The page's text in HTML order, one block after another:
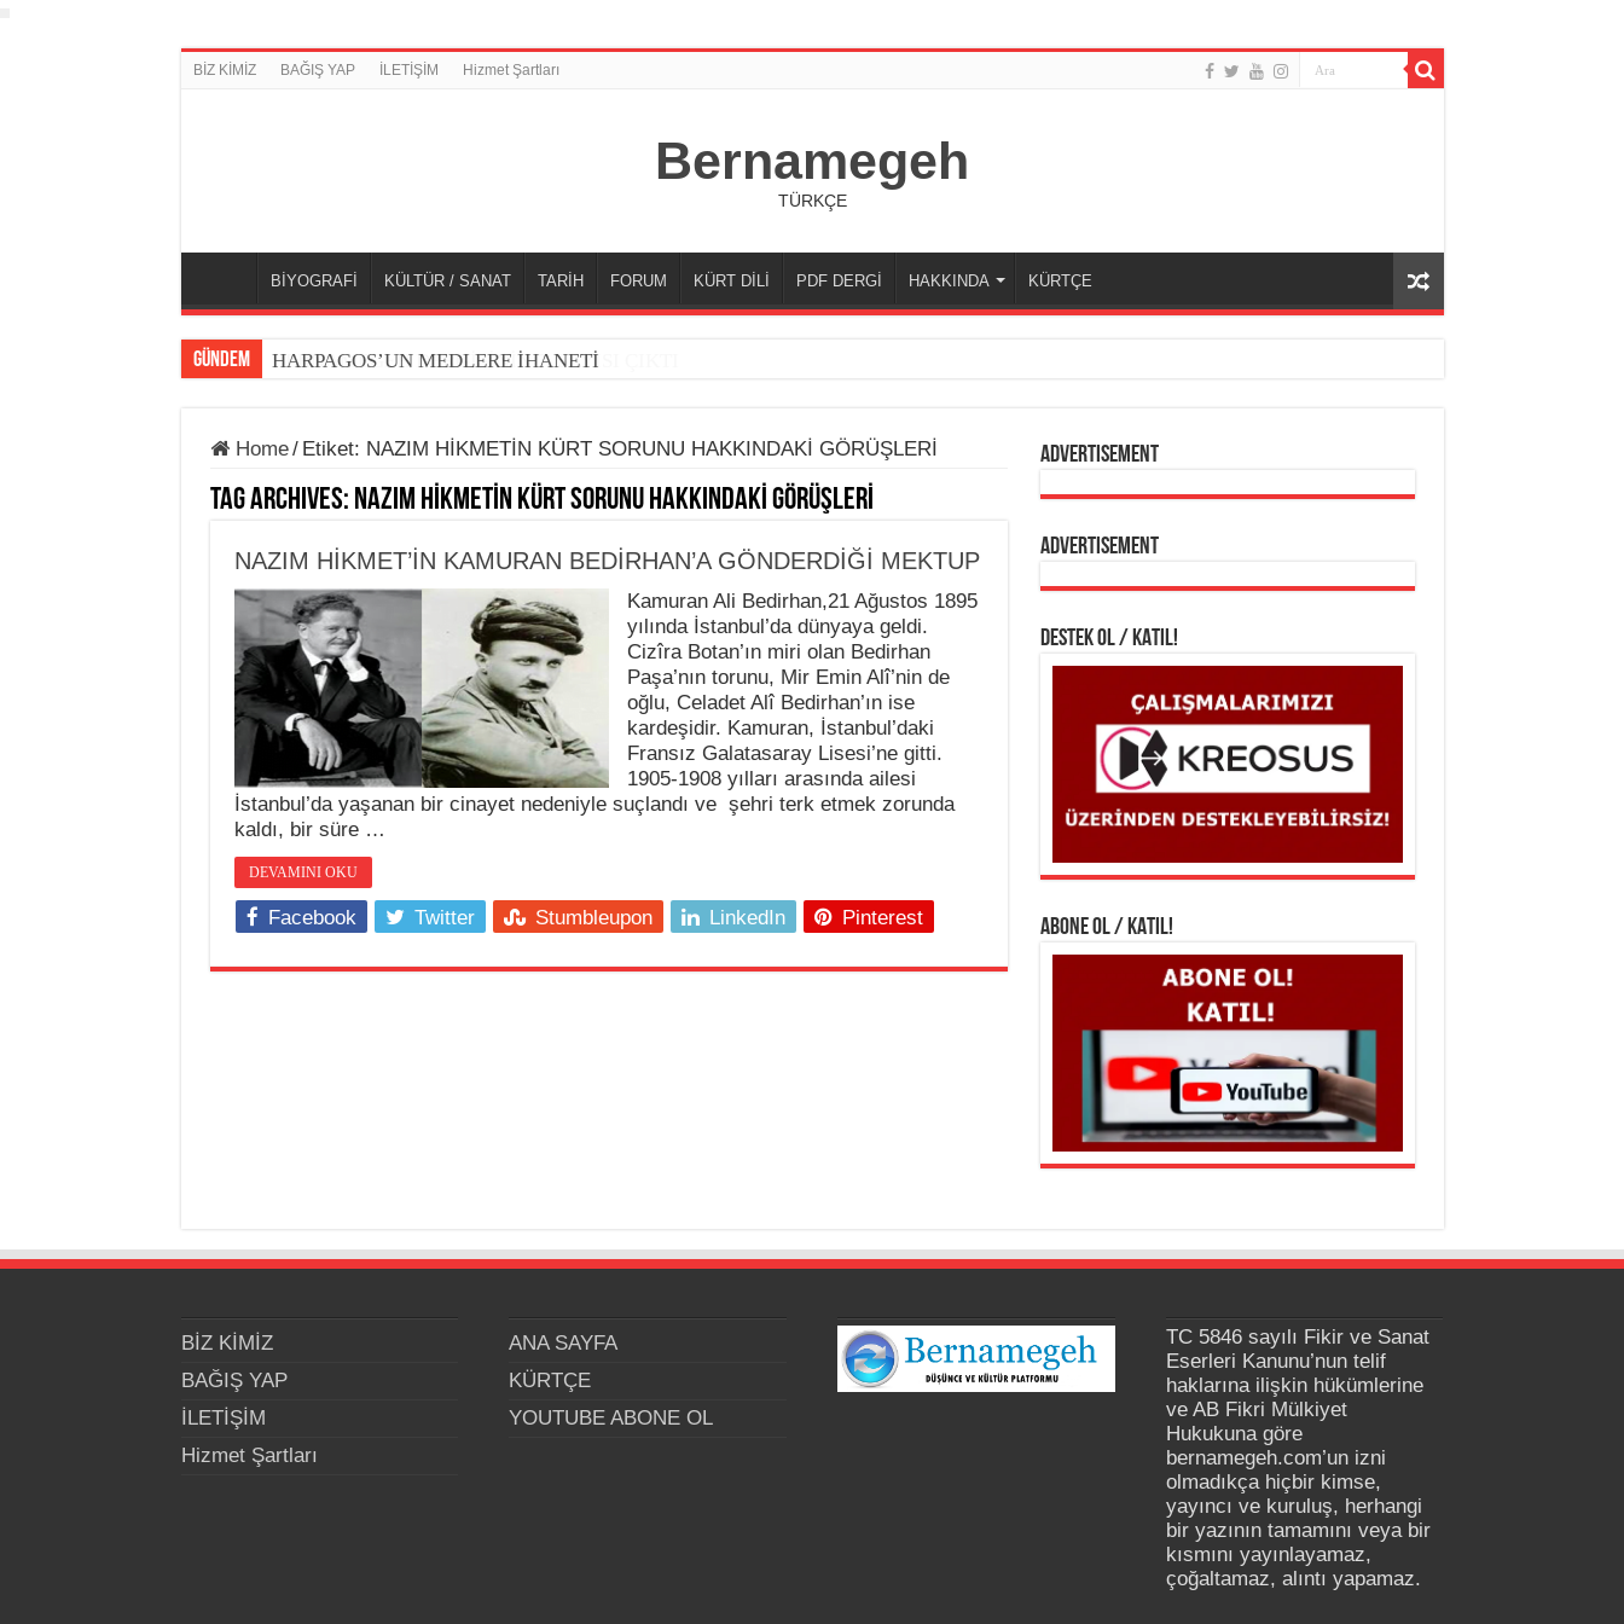
BİZ KİMİZ BAĞIŞ YAP İLETİŞİM Hizmet Şartları
Bernamegeh
TÜRKÇE
BİYOGRAFİ KÜLTÜR / SANAT TARİH FORUM KÜRT DİLİ PDF DERGİ HAKKINDA KÜRTÇE
GÜNDEM HARPAGOS’UN MEDLERE İHANETİ
Home/ Etiket: NAZIM HİKMETİN KÜRT SORUNU HAKKINDAKİ GÖRÜŞLERİ
Tag Archives: NAZIM HİKMETİN KÜRT SORUNU HAKKINDAKİ GÖRÜŞLERİ
NAZIM HİKMET’İN KAMURAN BEDİRHAN’A GÖNDERDİĞİ MEKTUP
Kamuran Ali Bedirhan,21 Ağustos 1895
yılında İstanbul’da dünyaya geldi.
Cizîra Botan’ın miri olan Bedirhan
Paşa’nın torunu, Mir Emin Alî’nin de
oğlu, Celadet Alî Bedirhan’ın ise
kardeşidir. Kamuran, İstanbul’daki
Fransız Galatasaray Lisesi’ne gitti.
1905-1908 yılları arasında ailesi
İstanbul’da yaşanan bir cinayet nedeniyle suçlandı ve şehri terk etmek zorunda
kaldı, bir süre …
DEVAMINI OKU
Facebook Twitter Stumbleupon LinkedIn Pinterest
Advertisement
Advertisement
DESTEK OL / KATIL!
ABONE OL / KATIL!
BİZ KİMİZ
BAĞIŞ YAP
İLETİŞİM
Hizmet Şartları
ANA SAYFA
KÜRTÇE
YOUTUBE ABONE OL
TC 5846 sayılı Fikir ve Sanat
Eserleri Kanunu’nun telif
haklarına ilişkin hükümlerine
ve AB Fikri Mülkiyet
Hukukuna göre
bernamegeh.com’un izni
olmadıkça hiçbir kimse,
yayıncı ve kuruluş, herhangi
bir yazının tamamını veya bir
kısmını yayınlayamaz,
çoğaltamaz, alıntı yapamaz.